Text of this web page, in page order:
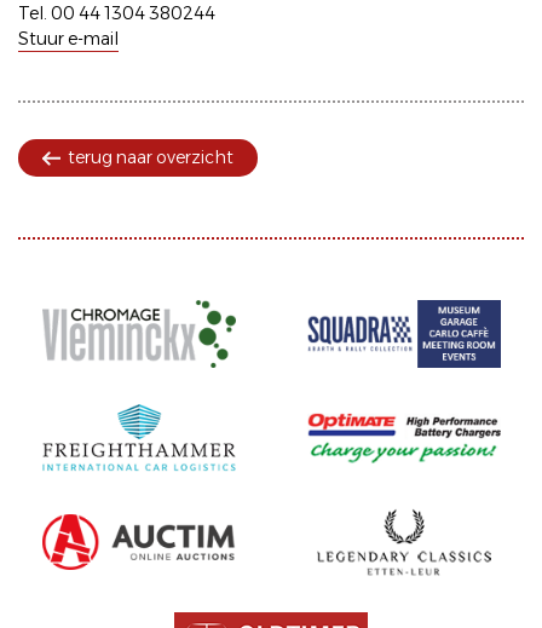
Tel. 00 44 1304 380244
Stuur e-mail
terug naar overzicht